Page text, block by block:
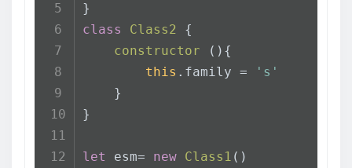
}
class
Class2 {
constructor (){
this . family =
's'
    }
}
let esm= new Class1 ()